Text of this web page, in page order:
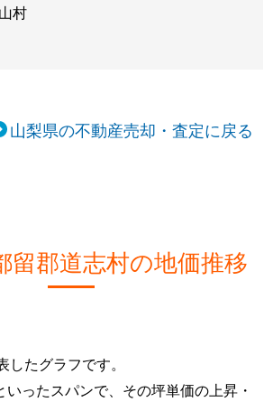
村
山梨県の不動産売却・査定に戻る
留郡道志村の地価推移
たグラフです。
ったスパンで、その坪単価の上昇・